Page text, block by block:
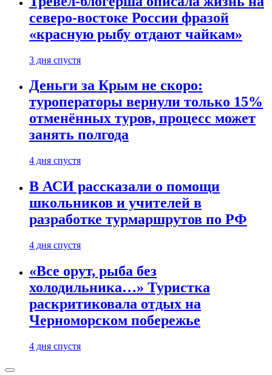
северо-востоке России фразой
«красную рыбу отдают чайкам»
3 дня спустя
Деньги за Крым не скоро:
туроператоры вернули только 15%
отменённых туров, процесс может
занять полгода
4 дня спустя
В АСИ рассказали о помощи
школьников и учителей в
разработке турмаршрутов по РФ
4 дня спустя
«Все орут, рыба без
холодильника…» Туристка
раскритиковала отдых на
Черноморском побережье
4 дня спустя